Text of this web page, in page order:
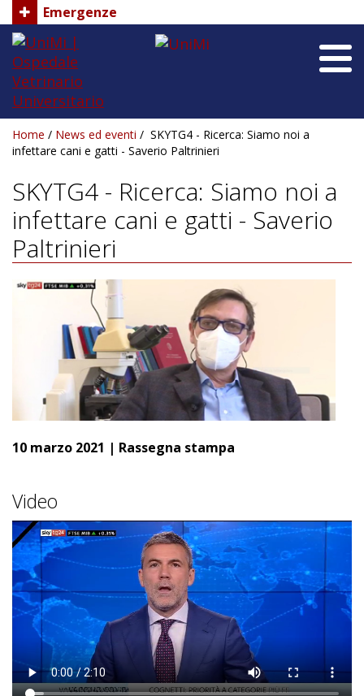
Emergenze
Universitario
UniMi
Home
Chi siamo
Reparti
Staff
Dove siamo
News ed Eventi
Home / News ed eventi / SKYTG4 - Ricerca: Siamo noi a
infettare cani e gatti - Saverio Paltrinieri
SKYTG4 - Ricerca: Siamo noi a
infettare cani e gatti - Saverio
Paltrinieri
10 marzo 2021 | Rassegna stampa
Video